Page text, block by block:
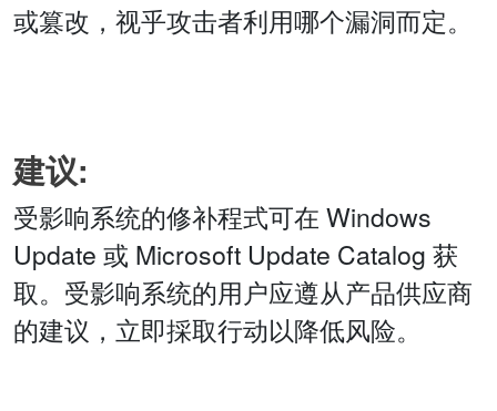
或篡改，视乎攻击者利用哪个漏洞而定。
建议:
受影响系统的修补程式可在 Windows
Update 或 Microsoft Update Catalog 获
取。受影响系统的用户应遵从产品供应商
的建议，立即採取行动以降低风险。